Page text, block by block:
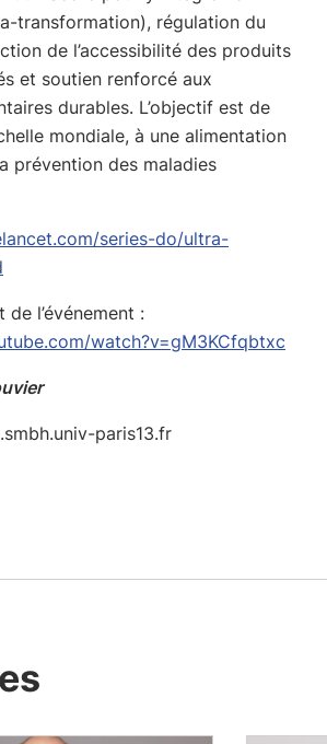
transformation), régulation du
de l’accessibilité des produits
et soutien renforcé aux
durables. L’objectif est de
mondiale, à une alimentation
prévention des maladies
series-do/ultra-
de l’événement :
watch?v=gM3KCfqbtxc
paris13.fr